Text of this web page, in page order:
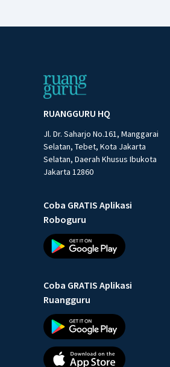
RUANGGURU HQ
Jl. Dr. Saharjo No.161, Manggarai
Selatan, Tebet, Kota Jakarta
Selatan, Daerah Khusus Ibukota
Jakarta 12860
Coba GRATIS Aplikasi
Roboguru
Coba GRATIS Aplikasi
Ruangguru